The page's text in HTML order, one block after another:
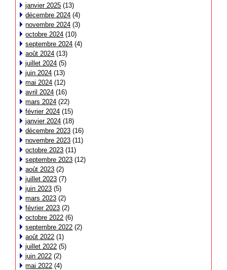
janvier 2025 (13)
décembre 2024 (4)
novembre 2024 (3)
octobre 2024 (10)
septembre 2024 (4)
août 2024 (13)
juillet 2024 (5)
juin 2024 (13)
mai 2024 (12)
avril 2024 (16)
mars 2024 (22)
février 2024 (15)
janvier 2024 (18)
décembre 2023 (16)
novembre 2023 (11)
octobre 2023 (11)
septembre 2023 (12)
août 2023 (2)
juillet 2023 (7)
juin 2023 (5)
mars 2023 (2)
février 2023 (2)
octobre 2022 (6)
septembre 2022 (2)
août 2022 (1)
juillet 2022 (5)
juin 2022 (2)
mai 2022 (4)